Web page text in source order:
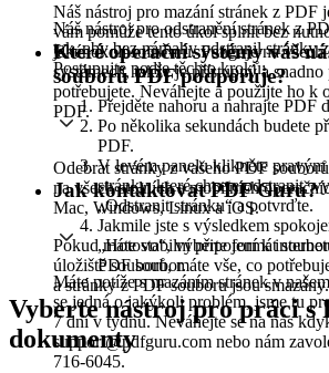
Náš nástroj pro mazání stránek z PDF
vám pomůže tento úkol splnit bez
jakéhokoli softwaru. Funguje na
systémech, takže je přístupný a
potřebujete. Neváhejte a použijte ho k
PDF.
Náš nástroj pro odstranění stránek z
tak, aby bez námahy odstranil stránky
Postupujte podle těchto kroků:
Přejděte nahoru a nahrajte PDF
Po několika sekundách budete
PDF.
V levém panelu klikněte
stránky, které chcete odstranit,
„Odstranit stránku“ a potvrďte.
Jakmile jste s výsledkem
„Hotovo“, vyberte formát
PDF soubor.
Které operační systémy váš
souborů PDF podporuje?
Odebrat stránky z vašeho PDF
na všech stolních a mobilních
Mac, Windows, Linux a iOS.
Pokud máte stabilní připojení k
úložiště souborů, máte vše, co
a stránky z PDF souboru jsou smazány.
Jak kontaktovat PDF Guru?
Máte potíže s mazáním stránek v
se jedná o jakýkoli problém, jsme tu
7 dní v týdnu. Neváhejte se na nás
support@pdfguru.com nebo nám
716-6045.
Vyberte nástroj pro práci s
dokumenty